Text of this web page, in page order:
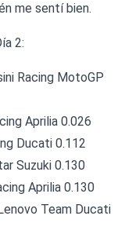
me sentí bien.
2:
Racing MotoGP
Aprilia 0.026
Ducati 0.112
Suzuki 0.130
Aprilia 0.130
Team Ducati